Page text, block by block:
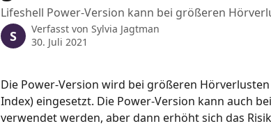
Lifeshell Power-Version kann bei größeren
S Verfasst von Sylvia Jagtman
30. Juli 2021
Die Power-Version wird bei größeren
Index) eingesetzt. Die Power-Version kann auch
verwendet werden, aber dann erhöht sich das